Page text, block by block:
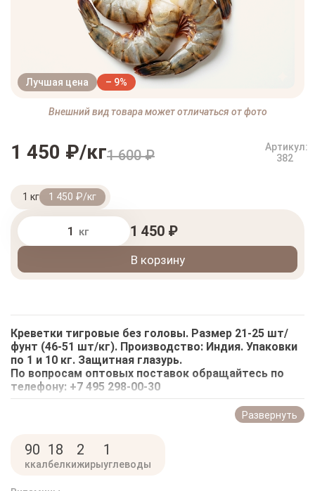
Лучшая цена – 9%
Внешний вид товара может отличаться от фото
1 450 ₽/кг1 600 ₽
Артикул:
382
1 кг 1 450 ₽/кг
кг 1 450 ₽
В корзину
Креветки тигровые без головы. Размер 21-25 шт/
фунт (46-51 шт/кг). Производство: Индия. Упаковки
по 1 и 10 кг. Защитная глазурь.
По вопросам оптовых поставок обращайтесь по
телефону: +7 495 298-00-30
Тигровых креветок добывают в Средиземном море,
в Атлантике. 2/3 добычи тигровых креветок
креветок распределяют по размерам, затем
охлаждают или замораживают. Размер креветок
Развернуть
90
ккал
18
белки
2
жиры
1
углеводы